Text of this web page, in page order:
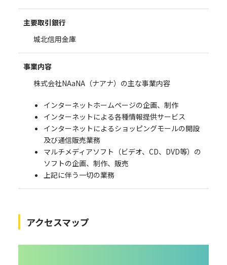
主要取引銀行
城北信用金庫
事業内容
株式会社NAaNA（ナアナ）の主な事業内容
インターネットホームページの企画、制作
インターネットによる各種情報提供サービス
インターネットによるショッピングモールの開設
及び通信販売業務
マルチメディアソフト（ビデオ、CD、DVD等）の
ソフトの企画、制作、販売
上記に伴う一切の業務
アクセスマップ